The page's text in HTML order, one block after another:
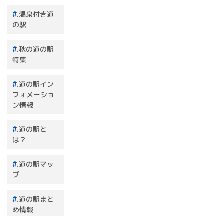
.温泉付き道
の駅
.秋の道の駅
特集
.道の駅イン
フォメーショ
ン情報
.道の駅と
は？
.道の駅マッ
プ
.道の駅まと
め情報